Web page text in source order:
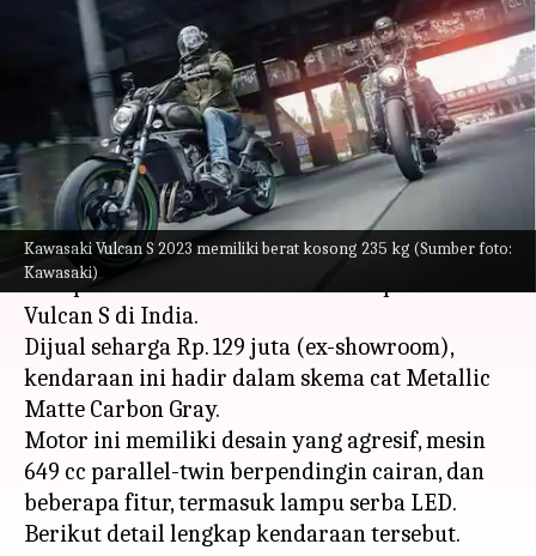
Kawasaki Vulcan S 2023 memiliki berat kosong 235 kg (Sumber foto:
Kawasaki)
Kawasaki Vulcan S 2023
diluncurkan di India: Inilah
harga dan fiturnya
menulis Bob Apr 05, 2023 11:08 am
Apa ceritanya
Produsen otomotif Jepang yakni Kawasaki telah
memperkenalkan versi 2023 dari sepeda motor
Vulcan S di India.
Dijual seharga Rp. 129 juta (ex-showroom),
kendaraan ini hadir dalam skema cat Metallic
Matte Carbon Gray.
Motor ini memiliki desain yang agresif, mesin
649 cc parallel-twin berpendingin cairan, dan
beberapa fitur, termasuk lampu serba LED.